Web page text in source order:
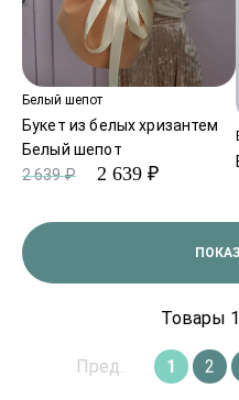
Белый шепот
Букет из белых хризантем
Белый шепот
2 639 ₽
2 639 ₽
Товары
Пред. 1 2